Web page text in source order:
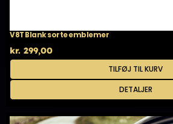
V8T Blank sorte emblemer
kr. 299,00
TILFØJ TIL KURV
DETALJER